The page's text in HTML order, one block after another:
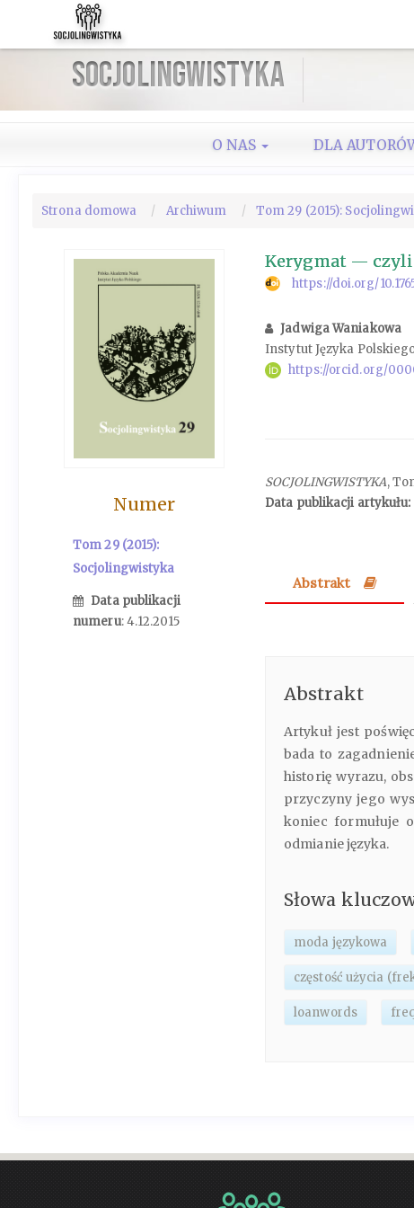
do
Nawigacja
boczny
Socjolingwistyka
O NAS DLA
Strona domowa Archiwum Tom 29 (2015):
Numer
Tom 29 (2015):
Socjolingwistyka
Data publikacji
numeru: 4.12.2015
Kerygmat — czyli
https://doi.org/
Jadwiga Waniakowa
Instytut Języka
https://orcid.org/
SOCJOLINGWISTYKA,
Data publikacji artykułu:
Abstrakt
Abstrakt
Artykuł jest
bada to
historię wyrazu,
przyczyny jego
koniec formułuje
odmianie języka.
Słowa
moda językowa
częstość użycia
loanwords